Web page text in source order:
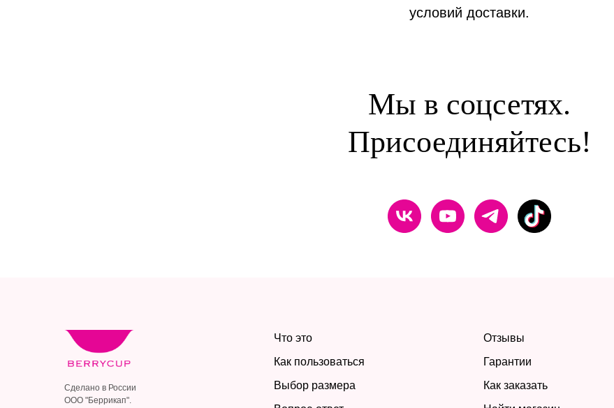
условий доставки.
Мы в соцсетях.
Присоединяйтесь!
Сделано в России
ООО "Беррикап".
Что это
Как пользоваться
Выбор размера
Отзывы
Гарантии
Как заказать